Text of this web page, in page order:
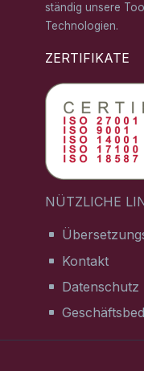
ständig unsere
Technologien.
ZERTIFIKATE
NÜTZLICHE
Kontakt
Datenschutz